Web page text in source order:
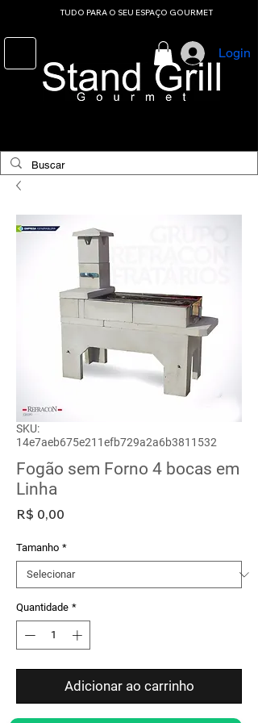
TUDO PARA O SEU ESPAÇO GOURMET
Login
SKU:
14e7aeb675e211efb729a2a6b3811532
Fogão sem Forno 4 bocas em
Linha
R$ 0,00
Tamanho *
Quantidade *
Adicionar ao carrinho